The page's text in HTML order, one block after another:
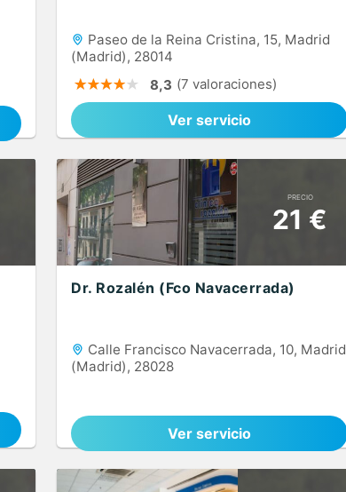
Paseo de la Reina Cristina, 15, Madrid
(Madrid), 28014
8,3 (7 valoraciones)
Ver servicio
PRECIO
21 €
Dr. Rozalén (Fco Navacerrada)
Calle Francisco Navacerrada, 10, Madrid
(Madrid), 28028
Ver servicio